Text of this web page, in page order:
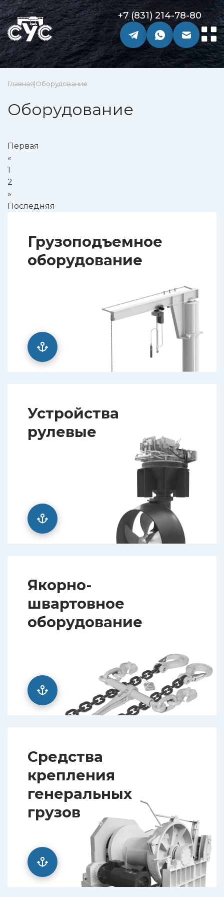
+7 (831) 214-78-80
Главная|Оборудование
Оборудование
Первая
«
1
2
»
Последняя
Грузоподъемное
оборудование
Устройства
рулевые
Якорно-
швартовное
оборудование
Средства
крепления
генеральных
грузов